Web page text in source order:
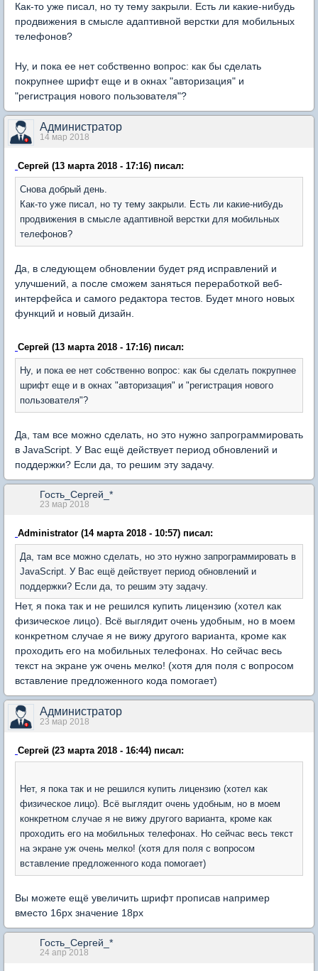
Как-то уже писал, но ту тему закрыли. Есть ли какие-нибудь
продвижения в смысле адаптивной верстки для мобильных
телефонов?
Ну, и пока ее нет собственно вопрос: как бы сделать
покрупнее шрифт еще и в окнах "авторизация" и
"регистрация нового пользователя"?
Администратор
14 мар 2018
Сергей (13 марта 2018 - 17:16) писал:
Снова добрый день.
Как-то уже писал, но ту тему закрыли. Есть ли какие-нибудь
продвижения в смысле адаптивной верстки для мобильных
телефонов?
Да, в следующем обновлении будет ряд исправлений и
улучшений, а после сможем заняться переработкой веб-
интерфейса и самого редактора тестов. Будет много новых
функций и новый дизайн.
Сергей (13 марта 2018 - 17:16) писал:
Ну, и пока ее нет собственно вопрос: как бы сделать покрупнее
шрифт еще и в окнах "авторизация" и "регистрация нового
пользователя"?
Да, там все можно сделать, но это нужно запрограммировать
в JavaScript. У Вас ещё действует период обновлений и
поддержки? Если да, то решим эту задачу.
Гость_Сергей_*
23 мар 2018
Administrator (14 марта 2018 - 10:57) писал:
Да, там все можно сделать, но это нужно запрограммировать в
JavaScript. У Вас ещё действует период обновлений и
поддержки? Если да, то решим эту задачу.
Нет, я пока так и не решился купить лицензию (хотел как
физическое лицо). Всё выглядит очень удобным, но в моем
конкретном случае я не вижу другого варианта, кроме как
проходить его на мобильных телефонах. Но сейчас весь
текст на экране уж очень мелко! (хотя для поля с вопросом
вставление предложенного кода помогает)
Администратор
23 мар 2018
Сергей (23 марта 2018 - 16:44) писал:
Нет, я пока так и не решился купить лицензию (хотел как
физическое лицо). Всё выглядит очень удобным, но в моем
конкретном случае я не вижу другого варианта, кроме как
проходить его на мобильных телефонах. Но сейчас весь текст
на экране уж очень мелко! (хотя для поля с вопросом
вставление предложенного кода помогает)
Вы можете ещё увеличить шрифт прописав например
вместо 16px значение 18px
Гость_Сергей_*
24 апр 2018